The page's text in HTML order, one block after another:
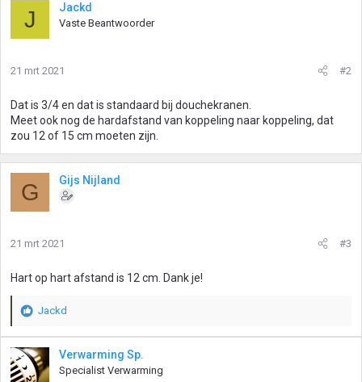
J Jackd
Vaste Beantwoorder
21 mrt 2021 #2
Dat is 3/4 en dat is standaard bij douchekranen.
Meet ook nog de hardafstand van koppeling naar koppeling, dat
zou 12 of 15 cm moeten zijn.
G Gijs Nijland
21 mrt 2021 #3
Hart op hart afstand is 12 cm. Dank je!
W
a
r
d
Jackd
Verwarming Sp.
Specialist Verwarming